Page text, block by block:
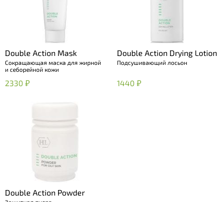
Double Action Mask
Сокращающая маска для жирной
и себорейной кожи
2330 ₽
Double Action Drying Lotion
Подсушивающий лосьон
1440 ₽
Double Action Powder